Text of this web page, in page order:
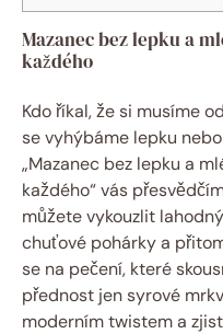
Mazanec bez lepku a
každého
Kdo ⁣říkal, ​že si musíme
⁢se vyhýbáme lepku
„Mazanec bez lepku a⁤
každého“ vás
můžete vykouzlit
chuťové‌ pohárky a
se na pečení, ​které
přednost⁤ jen syrové
‌moderním ‌twistem a⁤